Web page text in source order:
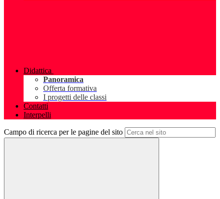
Didattica
Panoramica
Offerta formativa
I progetti delle classi
Contatti
Interpelli
Campo di ricerca per le pagine del sito